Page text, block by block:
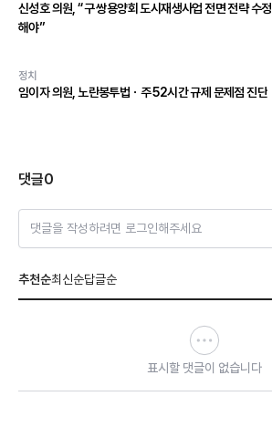
신성호 의원, “구 쌍용양회 도시재생사업 전면 전략 수정
해야”
정치
임이자 의원, 노란봉투법ㆍ주 52시간 규제 문제점 진단
댓글0
댓글을 작성하려면 로그인해주세요
추천순최신순답글순
표시할 댓글이 없습니다